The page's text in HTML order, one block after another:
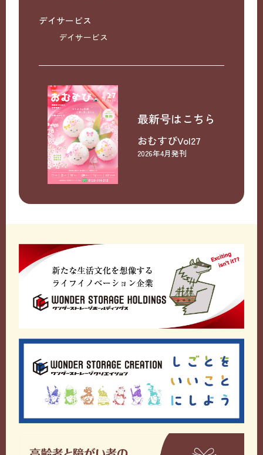
デイサービス
デイサービス
最新号はこちら
おむすびVol27
2026年4月発刊